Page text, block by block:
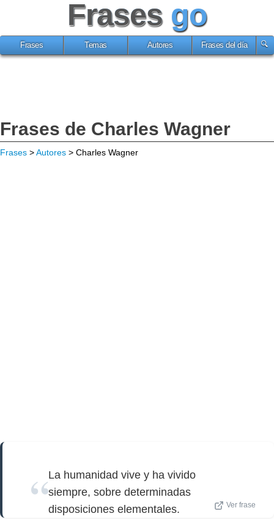
Frases go
Frases Temas Autores Frases del día
Frases de Charles Wagner
Frases >Autores > Charles Wagner
La humanidad vive y ha vivido
siempre, sobre determinadas
disposiciones elementales.
Ver frase